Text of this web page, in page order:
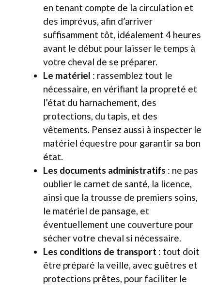
en tenant compte de la circulation et
des imprévus, afin d’arriver
suffisamment tôt, idéalement 4 heures
avant le début pour laisser le temps à
votre cheval de se préparer.
Le matériel : rassemblez tout le
nécessaire, en vérifiant la propreté et
l’état du harnachement, des
protections, du tapis, et des
vêtements. Pensez aussi à inspecter le
matériel équestre pour garantir sa bon
état.
Les documents administratifs : ne pas
oublier le carnet de santé, la licence,
ainsi que la trousse de premiers soins,
le matériel de pansage, et
éventuellement une couverture pour
sécher votre cheval si nécessaire.
Les conditions de transport : tout doit
être préparé la veille, avec guêtres et
protections prêtes, pour faciliter le